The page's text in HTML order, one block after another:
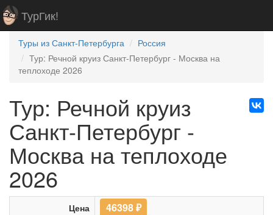
ТурГик!
Туры из Санкт-Петербурга
Россия
Тур: Речной круиз Санкт-Петербург - Москва на
теплоходе 2026
Тур: Речной круиз
Санкт-Петербург -
Москва на теплоходе
2026
Цена 46398₽